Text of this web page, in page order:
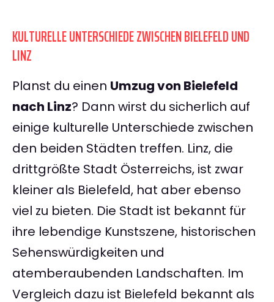
KULTURELLE UNTERSCHIEDE ZWISCHEN BIELEFELD UND
LINZ
Planst du einen Umzug von Bielefeld
nach Linz? Dann wirst du sicherlich auf
einige kulturelle Unterschiede zwischen
den beiden Städten treffen. Linz, die
drittgrößte Stadt Österreichs, ist zwar
kleiner als Bielefeld, hat aber ebenso
viel zu bieten. Die Stadt ist bekannt für
ihre lebendige Kunstszene, historischen
Sehenswürdigkeiten und
atemberaubenden Landschaften. Im
Vergleich dazu ist Bielefeld bekannt als